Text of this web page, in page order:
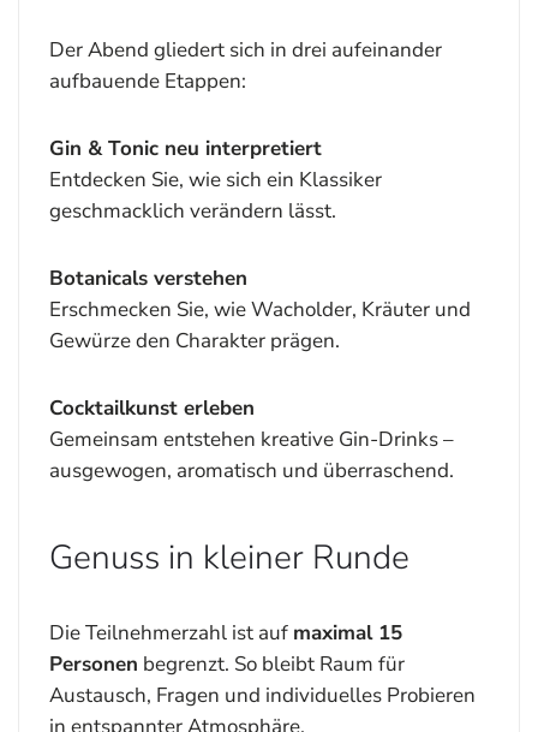
Der Abend gliedert sich in drei aufeinander
aufbauende Etappen:
Gin & Tonic neu interpretiert
Entdecken Sie, wie sich ein Klassiker
geschmacklich verändern lässt.
Botanicals verstehen
Erschmecken Sie, wie Wacholder, Kräuter und
Gewürze den Charakter prägen.
Cocktailkunst erleben
Gemeinsam entstehen kreative Gin-Drinks –
ausgewogen, aromatisch und überraschend.
Genuss in kleiner Runde
Die Teilnehmerzahl ist auf maximal 15
Personen begrenzt. So bleibt Raum für
Austausch, Fragen und individuelles Probieren